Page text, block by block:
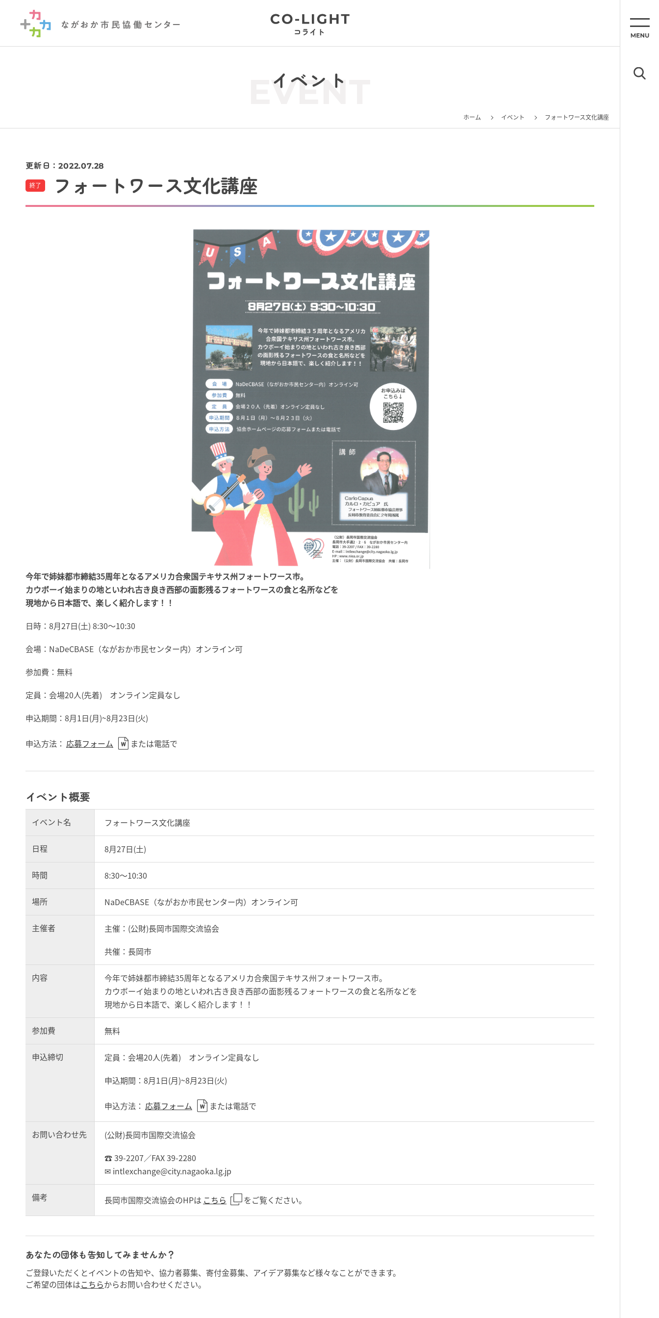
イベント
EVENT
ホーム イベント フォートワース文化講座
更新日：2022.07.28
終了 フォートワース文化講座
今年で姉妹都市締結35周年となるアメリカ合衆国テキサス州フォートワース市。
カウボーイ始まりの地といわれ古き良き西部の面影残るフォートワースの食と名所などを
現地から日本語で、楽しく紹介します！！
日時：8月27日(土) 8:30～10:30
会場：NaDeCBASE（ながおか市民センター内）オンライン可
参加費：無料
定員：会場20人(先着) オンライン定員なし
申込期間：8月1日(月)~8月23日(火)
申込方法： 応募フォーム または電話で
イベント概要
イベント名 フォートワース文化講座
日程 8月27日(土)
時間 8:30～10:30
場所 NaDeCBASE（ながおか市民センター内）オンライン可
主催者
主催：(公財)長岡市国際交流協会
共催：長岡市
内容
今年で姉妹都市締結35周年となるアメリカ合衆国テキサス州フォートワース市。
カウボーイ始まりの地といわれ古き良き西部の面影残るフォートワースの食と名所などを
現地から日本語で、楽しく紹介します！！
参加費 無料
申込締切
定員：会場20人(先着) オンライン定員なし
申込期間：8月1日(月)~8月23日(火)
申込方法： 応募フォーム または電話で
お問い合わせ先
(公財)長岡市国際交流協会
☎ 39-2207／FAX 39-2280
✉ intlexchange@city.nagaoka.lg.jp
備考 長岡市国際交流協会のHPは こちら をご覧ください。
あなたの団体も告知してみませんか？
ご登録いただくとイベントの告知や、協力者募集、寄付金募集、アイデア募集など様々なことができます。
ご希望の団体はこちらからお問い合わせください。